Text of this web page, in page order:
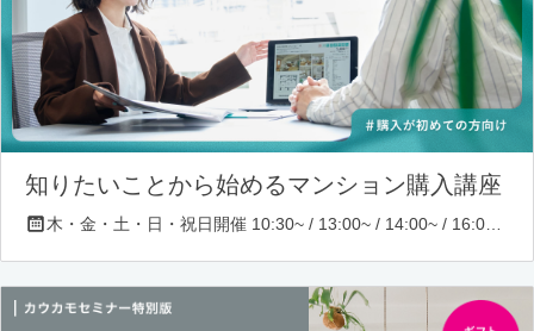
知りたいことから始めるマンション購入講座